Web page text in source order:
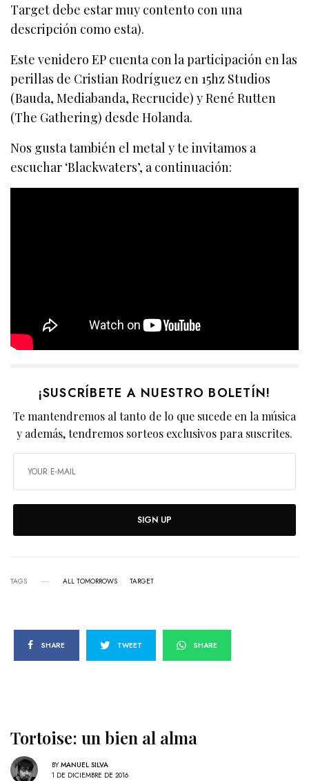
Target debe estar muy contento con una
descripción como esta).
Este venidero EP cuenta con la participación en las
perillas de Cristian Rodríguez en 15hz Studios
(Bauda, Mediabanda, Recrucide) y René Rutten
(The Gathering) desde Holanda.
Nos gusta también el metal y te invitamos a
escuchar ‘Blackwaters’, a continuación:
¡SUSCRÍBETE A NUESTRO BOLETÍN!
Te mantendremos al tanto de lo que sucede en la música
y además, tendremos sorteos exclusivos para suscrites.
SIGN UP
TAGS ALL TOMORROWS TARGET
SHARE TWEET SHARE
Tortoise: un bien al alma
BY MANUEL SILVA
1 DE DICIEMBRE DE 2016